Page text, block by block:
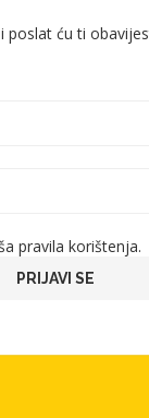
poslat ću ti
pravila korištenja.